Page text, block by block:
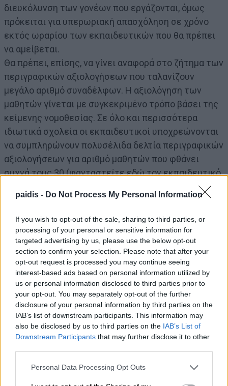
paidis - Do Not Process My Personal Information
If you wish to opt-out of the sale, sharing to third parties, or
processing of your personal or sensitive information for
targeted advertising by us, please use the below opt-out
section to confirm your selection. Please note that after your
opt-out request is processed you may continue seeing
interest-based ads based on personal information utilized by
us or personal information disclosed to third parties prior to
your opt-out. You may separately opt-out of the further
disclosure of your personal information by third parties on the
IAB’s list of downstream participants. This information may
also be disclosed by us to third parties on the IAB’s List of
Downstream Participants that may further disclose it to other
Personal Data Processing Opt Outs
διευκόλυνση των γονέων που εργάζονται, όμως
πρόκειται για υπερωριακή απασχόληση σε χρόνο
εκτός ωραρίου των εκπαιδευτικών που θα πρέπει
να αμείβεται.
Θα πρέπει, επίσης, να γίνει αναφορά στο ζήτημα των
περιγραφικών αξιολογήσεων που ταλανίζουν
μεγάλο αριθμό συναδέλφων. Η αξιολόγηση των
μαθητών γίνεται με συγκεκριμένο τρόπο βάσει της
κείμενης νομοθεσίας. Σε όλο και περισσότερα
ιδιωτικά σχολεία οι εκπαιδευτικοί υποχρεώνονται
να συμπληρώνουν πολυσέλιδα δελτία περιγραφικών
αξιολογήσεων για αριθμό μαθητών που φθάνει
συχνά τους 30 (φανταστείτε εδώ τον εκπαιδευτικό
της δευτεροβάθμιας που έχει πολλά τμήματα…) και
υποχρεώνονται σε πολύ μεγάλο αριθμό ωρών
υποχρεωτικό 30ωρο δεν επαρκεί ούτε για το 10%
των εκτός διδακτικής απασχόλησης εργασιών!
 «Συγγραφείς» …δια της βίας, και χωρίς
πνευματικά δικαιώματα!
Σε πολλά ιδιωτικά εκπαιδευτήρια οι ιδιωτικοί
εκπαιδευτικοί υποχρεώνονται σε εργασίες που δεν
προβλέπονται από τη νομοθεσία. Μια από αυτές
είναι η συγγραφή σημειώσεων, ασκήσεων κ.λπ. σε
μορφή βιβλίων-βοηθημάτων. Σύμφωνα με τις
καταγγελίες-αφηγήσεις των συναδέλφων, οι